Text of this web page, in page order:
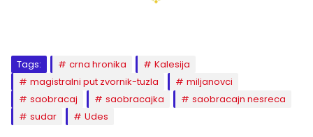
Tags: crna hronika
Kalesija
magistralni put zvornik-tuzla
miljanovci
saobracaj
saobracajka
saobracajn nesreca
sudar
Udes